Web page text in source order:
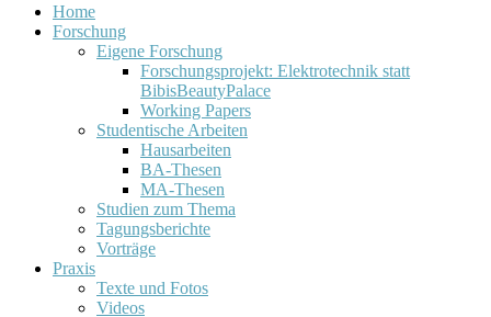
Home
Forschung
Eigene Forschung
Forschungsprojekt: Elektrotechnik statt
BibisBeautyPalace
Working Papers
Studentische Arbeiten
Hausarbeiten
BA-Thesen
MA-Thesen
Studien zum Thema
Tagungsberichte
Vorträge
Praxis
Texte und Fotos
Videos